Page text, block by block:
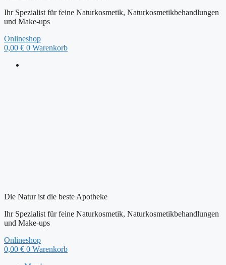
Ihr Spezialist für feine Naturkosmetik, Naturkosmetikbehandlungen
und Make-ups
Onlineshop
0,00 € 0 Warenkorb
Die Natur ist die beste Apotheke
Ihr Spezialist für feine Naturkosmetik, Naturkosmetikbehandlungen
und Make-ups
Onlineshop
0,00 € 0 Warenkorb